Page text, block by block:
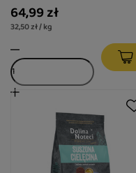
64,99 zł
32,50 zł / kg